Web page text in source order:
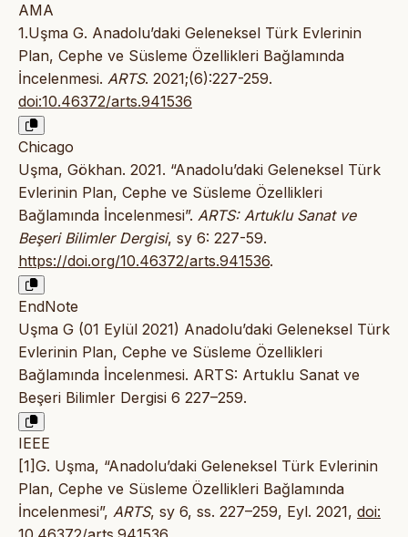
AMA
1.Uşma G. Anadolu’daki Geleneksel Türk Evlerinin
Plan, Cephe ve Süsleme Özellikleri Bağlamında
İncelenmesi. ARTS. 2021;(6):227-259.
doi:10.46372/arts.941536
Chicago
Uşma, Gökhan. 2021. “Anadolu’daki Geleneksel Türk
Evlerinin Plan, Cephe ve Süsleme Özellikleri
Bağlamında İncelenmesi”. ARTS: Artuklu Sanat ve
Beşeri Bilimler Dergisi, sy 6: 227-59.
https://doi.org/10.46372/arts.941536.
EndNote
Uşma G (01 Eylül 2021) Anadolu’daki Geleneksel Türk
Evlerinin Plan, Cephe ve Süsleme Özellikleri
Bağlamında İncelenmesi. ARTS: Artuklu Sanat ve
Beşeri Bilimler Dergisi 6 227–259.
IEEE
[1]G. Uşma, “Anadolu’daki Geleneksel Türk Evlerinin
Plan, Cephe ve Süsleme Özellikleri Bağlamında
İncelenmesi”, ARTS, sy 6, ss. 227–259, Eyl. 2021, doi: